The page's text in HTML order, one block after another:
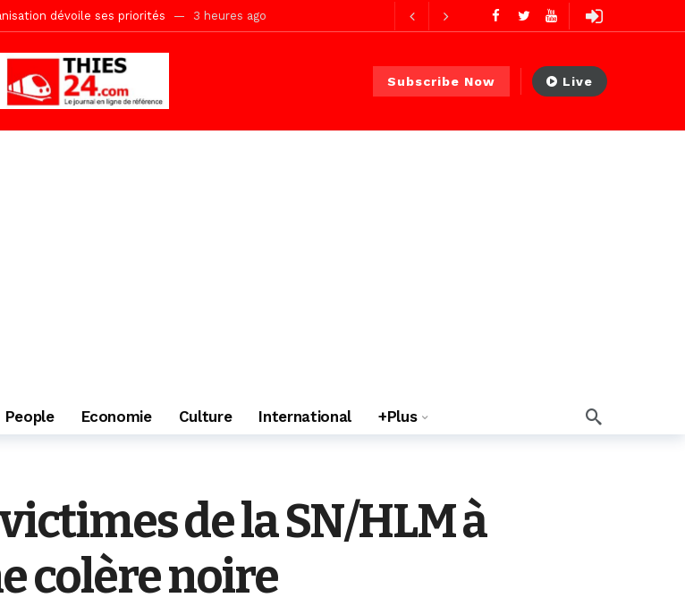
annoncées pour une réussite 3 heures ago
se réduire au seul libéralisme (Lamine Diouck PS)
1 jour ago
ses priorités devant le Gouverneur 1 jour ago
Subscribe Now Live
People Economie Culture International +Plus
de la SN/HLM à
colère noire